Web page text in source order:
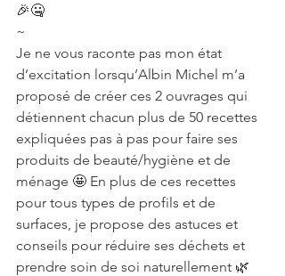
🎉🤐
~
Je ne vous raconte pas mon état
d’excitation lorsqu’Albin Michel m’a
proposé de créer ces 2 ouvrages qui
détiennent chacun plus de 50 recettes
expliquées pas à pas pour faire ses
produits de beauté/hygiène et de
ménage 🤩 En plus de ces recettes
pour tous types de profils et de
surfaces, je propose des astuces et
conseils pour réduire ses déchets et
prendre soin de soi naturellement 🌿